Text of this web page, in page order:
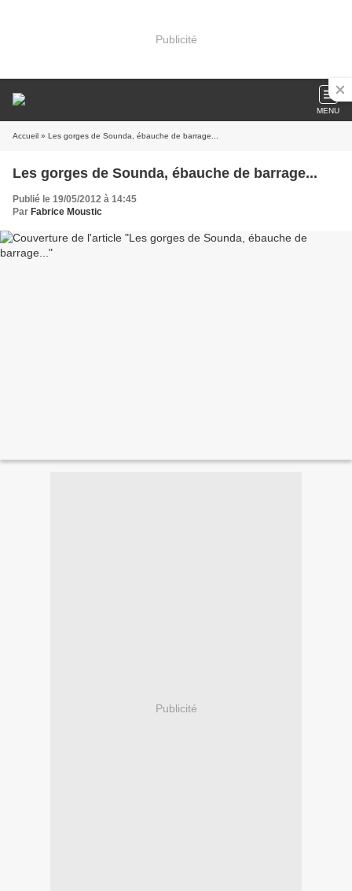
Publicité
MENU
Accueil » Les gorges de Sounda, ébauche de barrage...
Les gorges de Sounda, ébauche de barrage...
Publié le 19/05/2012 à 14:45
Par Fabrice Moustic
Publicité